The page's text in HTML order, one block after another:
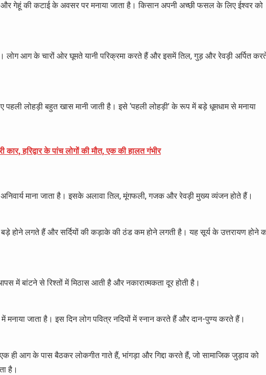
गेहूं की कटाई के अवसर पर मनाया जाता है। किसान अपनी अच्छी फसल के लिए ईश्वर को
लोग आग के चारों ओर घूमते यानी परिक्रमा करते हैं और इसमें तिल, गुड़ और रेवड़ी अर्पित
पहली लोहड़ी बहुत खास मानी जाती है। इसे ‘पहली लोहड़ी’ के रूप में बड़े धूमधाम से मनाया
कार, हरिद्वार के पांच लोगों की मौत, एक की हालत गंभीर
माना जाता है। इसके अलावा तिल, मूंगफली, गजक और रेवड़ी मुख्य व्यंजन होते हैं।
बड़े होने लगते हैं और सर्दियों की कड़ाके की ठंड कम होने लगती है। यह सूर्य के उत्तरायण होने
में बांटने से रिश्तों में मिठास आती है और नकारात्मकता दूर होती है।
जाता है। इस दिन लोग पवित्र नदियों में स्नान करते हैं और दान-पुण्य करते हैं।
ही आग के पास बैठकर लोकगीत गाते हैं, भांगड़ा और गिद्दा करते हैं, जो सामाजिक जुड़ाव को
है।